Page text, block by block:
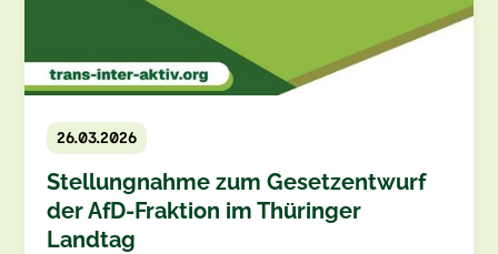
26.03.2026
Stellungnahme zum Gesetzentwurf
der AfD-Fraktion im Thüringer
Landtag